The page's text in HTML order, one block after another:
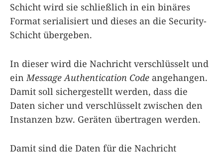
Schicht wird sie schließlich in ein binäres
Format serialisiert und dieses an die Security-
Schicht übergeben.
In dieser wird die Nachricht verschlüsselt und
einMessage Authentication Code angehangen.
Damit soll sichergestellt werden, dass die
Daten sicher und verschlüsselt zwischen den
Instanzen bzw. Geräten übertragen werden.
Damit sind die Daten für die Nachricht